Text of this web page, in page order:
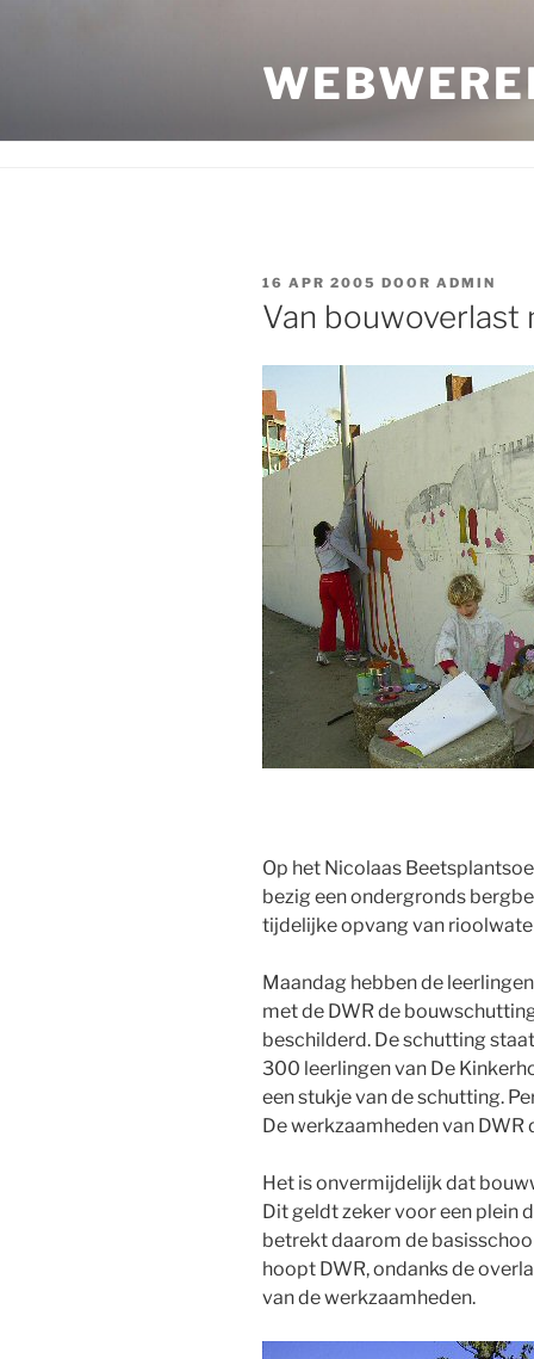
GEPLAATST
OP
16 APR 2005 DOOR ADMIN
Van bouwoverlast
Op het Nicolaas
bezig een ondergronds
tijdelijke opvang van
Maandag hebben de
met de DWR de
beschilderd. De schutting
300 leerlingen van De
een stukje van de schutting.
De werkzaamheden van
Het is onvermijdelijk dat
Dit geldt zeker voor een plein
betrekt daarom de
hoopt DWR, ondanks de
van de werkzaamheden.